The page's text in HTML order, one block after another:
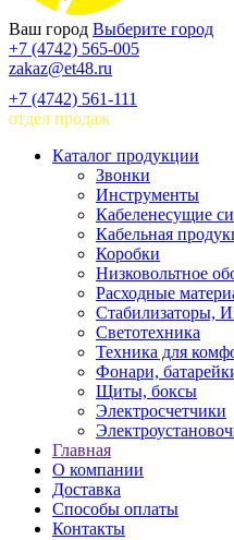
Ваш город Выберите город
+7 (4742) 565-005
zakaz@et48.ru
+7 (4742) 561-111
отдел продаж
Каталог продукции
Звонки
Инструменты
Кабеленесущие
Кабельная
Коробки
Низковольтное
Расходные
Стабилизаторы,
Светотехника
Техника для
Фонари,
Щиты, боксы
Электросчетчики
Главная
О компании
Доставка
Способы оплаты
Контакты